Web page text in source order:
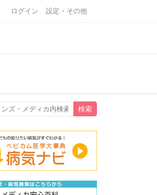
ログイン 設定・その他